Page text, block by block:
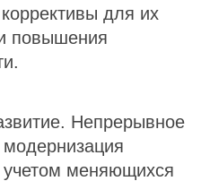
для их
повышения
Непрерывное
меняющихся